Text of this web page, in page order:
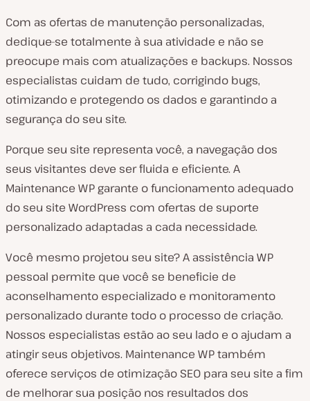
Com as ofertas de manutenção personalizadas,
dedique-se totalmente à sua atividade e não se
preocupe mais com atualizações e backups. Nossos
especialistas cuidam de tudo, corrigindo bugs,
otimizando e protegendo os dados e garantindo a
segurança do seu site.
Porque seu site representa você, a navegação dos
seus visitantes deve ser fluida e eficiente. A
Maintenance WP garante o funcionamento adequado
do seu site WordPress com ofertas de suporte
personalizado adaptadas a cada necessidade.
Você mesmo projetou seu site? A assistência WP
pessoal permite que você se beneficie de
aconselhamento especializado e monitoramento
personalizado durante todo o processo de criação.
Nossos especialistas estão ao seu lado e o ajudam a
atingir seus objetivos. Maintenance WP também
oferece serviços de otimização SEO para seu site a fim
de melhorar sua posição nos resultados dos